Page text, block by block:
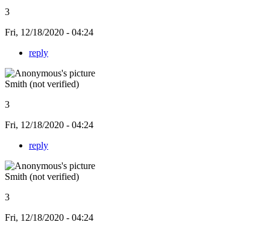
3
Fri, 12/18/2020 - 04:24
reply
Smith (not verified)
3
Fri, 12/18/2020 - 04:24
reply
Smith (not verified)
3
Fri, 12/18/2020 - 04:24